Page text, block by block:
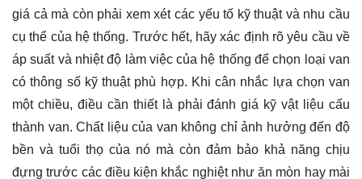
giá cả mà còn phải xem xét các yếu tố kỹ thuật và nhu cầu
cụ thể của hệ thống. Trước hết, hãy xác định rõ yêu cầu về
áp suất và nhiệt độ làm việc của hệ thống để chọn loại van
có thông số kỹ thuật phù hợp. Khi cân nhắc lựa chọn van
một chiều, điều cần thiết là phải đánh giá kỹ vật liệu cấu
thành van. Chất liệu của van không chỉ ảnh hưởng đến độ
bền và tuổi thọ của nó mà còn đảm bảo khả năng chịu
đựng trước các điều kiện khắc nghiệt như ăn mòn hay mài